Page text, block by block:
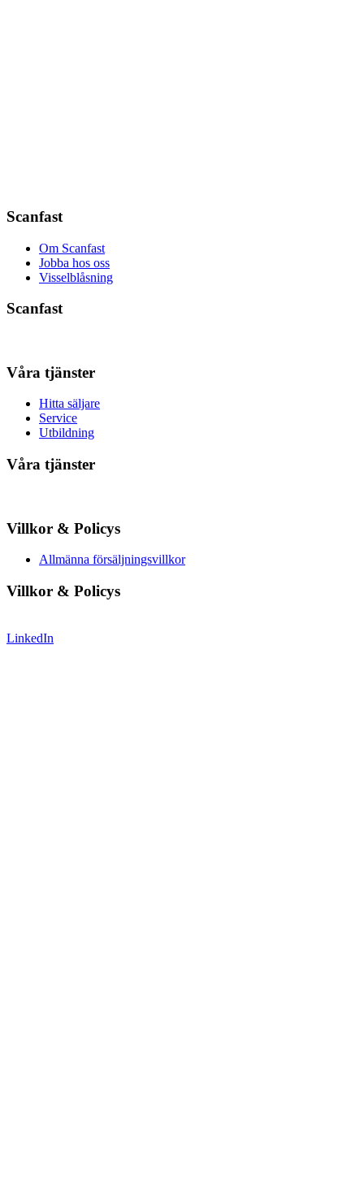
Scanfast
Om Scanfast
Jobba hos oss
Visselblåsning
Scanfast
Våra tjänster
Hitta säljare
Service
Utbildning
Våra tjänster
Villkor & Policys
Allmänna försäljningsvillkor
Villkor & Policys
LinkedIn